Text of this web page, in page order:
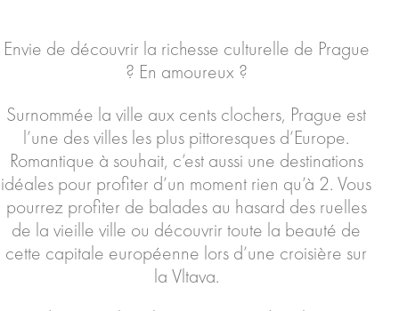
Envie de découvrir la richesse culturelle de Prague
? En amoureux ?
Surnommée la ville aux cents clochers, Prague est
l’une des villes les plus pittoresques d’Europe.
Romantique à souhait, c’est aussi une destinations
idéales pour profiter d’un moment rien qu’à 2. Vous
pourrez profiter de balades au hasard des ruelles
de la vieille ville ou découvrir toute la beauté de
cette capitale européenne lors d’une croisière sur
la Vltava.